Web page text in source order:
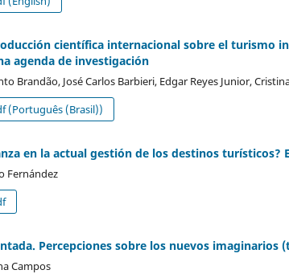
científica internacional sobre el turismo
agenda de investigación
Brandão, José Carlos Barbieri, Edgar Reyes Junior,
(Português (Brasil))
en la actual gestión de los destinos turísticos?
Fernández
Percepciones sobre los nuevos imaginarios
Campos